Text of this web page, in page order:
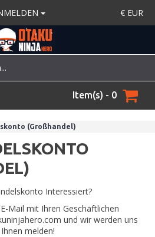
€ EUR
Item(s) - 0
(Großhandel)
Interessiert?
Mail mit Ihren Geschäftlichen
und wir werden uns
melden!